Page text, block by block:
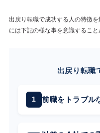
出戻り転職で成功する人の特徴
には下記の様な事を意識すること
出戻り転職
前職をトラブル